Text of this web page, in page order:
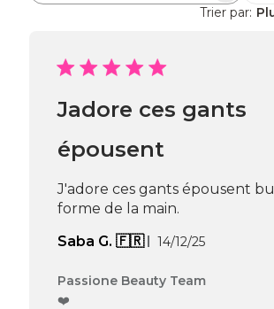
Trier par:
Jadore ces gants
épousent
J'adore ces gants épousent
forme de la main.
Saba G. 🇫🇷
Date
publication
14/12/25
Passione Beauty Team
❤️